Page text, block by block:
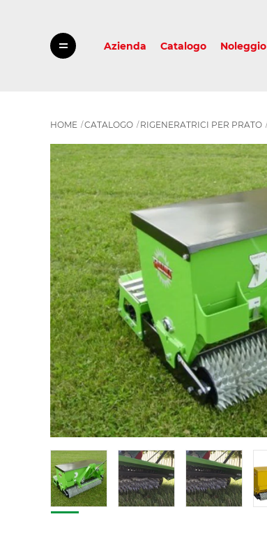
Azienda Catalogo Noleggio
HOME CATALOGO RIGENERATRICI PER PRATO